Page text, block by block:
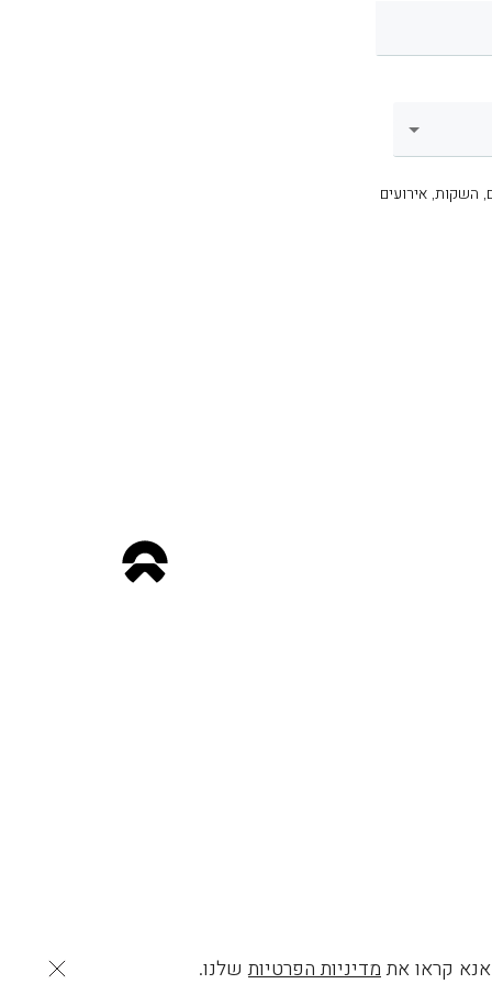
השקות, אירועים
קראו את מדיניות הפרטיותשלנו.